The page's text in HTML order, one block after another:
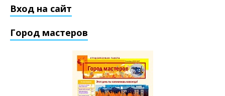
Вход на сайт
Город мастеров